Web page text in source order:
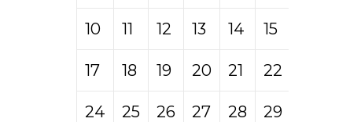
10 11 12 13 14 15
17 18 19 20 21 22
24 25 26 27 28 29